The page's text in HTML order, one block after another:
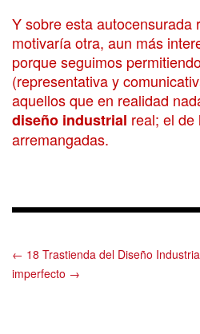
Y sobre esta autocensurada
motivaría otra, aun más
porque seguimos
(representativa y
aquellos que en realidad
diseño industrial real; el de
arremangadas.
← 18 Trastienda del Diseño
imperfecto →